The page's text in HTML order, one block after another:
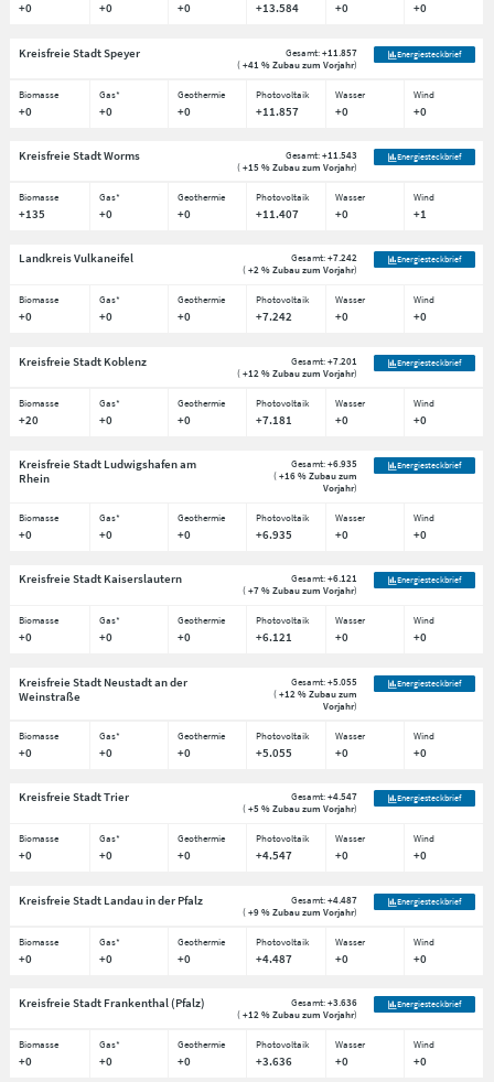
+0 +0 +0 +13.584 +0 +0
Kreisfreie Stadt Speyer Gesamt:+11.857
(+41 % Zubau zum Vorjahr)
Energiesteckbrief
Biomasse Gas* Geothermie Photovoltaik Wasser Wind
+0 +0 +0 +11.857 +0 +0
Kreisfreie Stadt Worms Gesamt:+11.543
(+15 % Zubau zum Vorjahr)
Energiesteckbrief
Biomasse Gas* Geothermie Photovoltaik Wasser Wind
+135 +0 +0 +11.407 +0 +1
Landkreis Vulkaneifel Gesamt:+7.242
(+2 % Zubau zum Vorjahr)
Energiesteckbrief
Biomasse Gas* Geothermie Photovoltaik Wasser Wind
+0 +0 +0 +7.242 +0 +0
Kreisfreie Stadt Koblenz Gesamt:+7.201
(+12 % Zubau zum Vorjahr)
Energiesteckbrief
Biomasse Gas* Geothermie Photovoltaik Wasser Wind
+20 +0 +0 +7.181 +0 +0
Kreisfreie Stadt Ludwigshafen am
Rhein
Gesamt:+6.935
(+16 % Zubau zum
Vorjahr)
Energiesteckbrief
Biomasse Gas* Geothermie Photovoltaik Wasser Wind
+0 +0 +0 +6.935 +0 +0
Kreisfreie Stadt Kaiserslautern Gesamt:+6.121
(+7 % Zubau zum Vorjahr)
Energiesteckbrief
Biomasse Gas* Geothermie Photovoltaik Wasser Wind
+0 +0 +0 +6.121 +0 +0
Kreisfreie Stadt Neustadt an der
Weinstraße
Gesamt:+5.055
(+12 % Zubau zum
Vorjahr)
Energiesteckbrief
Biomasse Gas* Geothermie Photovoltaik Wasser Wind
+0 +0 +0 +5.055 +0 +0
Kreisfreie Stadt Trier Gesamt:+4.547
(+5 % Zubau zum Vorjahr)
Energiesteckbrief
Biomasse Gas* Geothermie Photovoltaik Wasser Wind
+0 +0 +0 +4.547 +0 +0
Kreisfreie Stadt Landau in der Pfalz Gesamt:+4.487
(+9 % Zubau zum Vorjahr)
Energiesteckbrief
Biomasse Gas* Geothermie Photovoltaik Wasser Wind
+0 +0 +0 +4.487 +0 +0
Kreisfreie Stadt Frankenthal (Pfalz) Gesamt:+3.636
(+12 % Zubau zum Vorjahr)
Energiesteckbrief
Biomasse Gas* Geothermie Photovoltaik Wasser Wind
+0 +0 +0 +3.636 +0 +0